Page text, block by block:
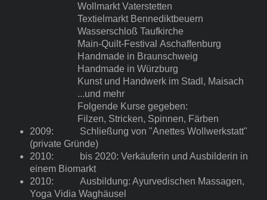
Wollmarkt Vaterstetten
Textielmarkt Bennediktbeuern
Wasserschloß Taufkirche
Main-Quilt-Festival Aschaffenburg
Handmade in Braunschweig
Handmade in Würzburg
Kunst und Handwerk im Stadl, Maisach
...und mehr
Folgende Kurse gegeben:
Filzen, Stricken, Spinnen, Färben
2009: Schließung von "Anettes Wollwerkstatt"
(private Gründe)
2010: bis 2020: Verkäuferin und Ausbilderin in
einem Biomarkt
2010: Ausbildung: Ayurvedischen Massagen,
Yoga Vidia Waghäusel